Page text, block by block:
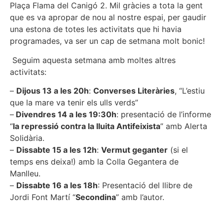
Plaça Flama del Canigó 2. Mil gràcies a tota la gent
que es va apropar de nou al nostre espai, per gaudir
una estona de totes les activitats que hi havia
programades, va ser un cap de setmana molt bonic!
Seguim aquesta setmana amb moltes altres
activitats:
– Dijous 13 a les 20h: Converses Literàries, “L’estiu
que la mare va tenir els ulls verds”
– Divendres 14 a les 19:30h: presentació de l’informe
“la repressió contra la lluita Antifeixista” amb Alerta
Solidària.
– Dissabte 15 a les 12h: Vermut geganter (si el
temps ens deixa!) amb la Colla Gegantera de
Manlleu.
– Dissabte 16 a les 18h: Presentació del llibre de
Jordi Font Martí “Secondina” amb l’autor.